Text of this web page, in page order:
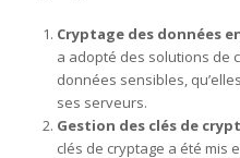
Cryptage des données
a adopté des solutions de
données sensibles,
ses serveurs.
Gestion des clés de
clés de cryptage a été mis